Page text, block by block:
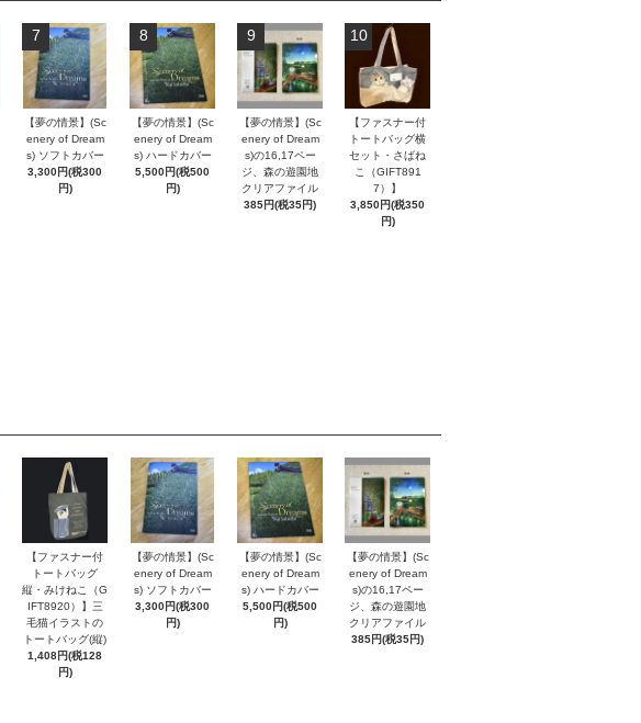
7
【夢の情景】(Sc
enery of Dream
s) ソフトカバー
3,300円(税300
円)
8
【夢の情景】(Sc
enery of Dream
s) ハードカバー
5,500円(税500
円)
9
【夢の情景】(Sc
enery of Dream
s)の16,17ペー
ジ、森の遊園地
クリアファイル
385円(税35円)
10
【ファスナー付
トートバッグ横
セット・さばね
こ（GIFT891
7）】
3,850円(税350
円)
【ファスナー付
トートバッグ
縦・みけねこ（G
IFT8920）】三
毛猫イラストの
トートバッグ(縦)
1,408円(税128
円)
【夢の情景】(Sc
enery of Dream
s) ソフトカバー
3,300円(税300
円)
【夢の情景】(Sc
enery of Dream
s) ハードカバー
5,500円(税500
円)
【夢の情景】(Sc
enery of Dream
s)の16,17ペー
ジ、森の遊園地
クリアファイル
385円(税35円)